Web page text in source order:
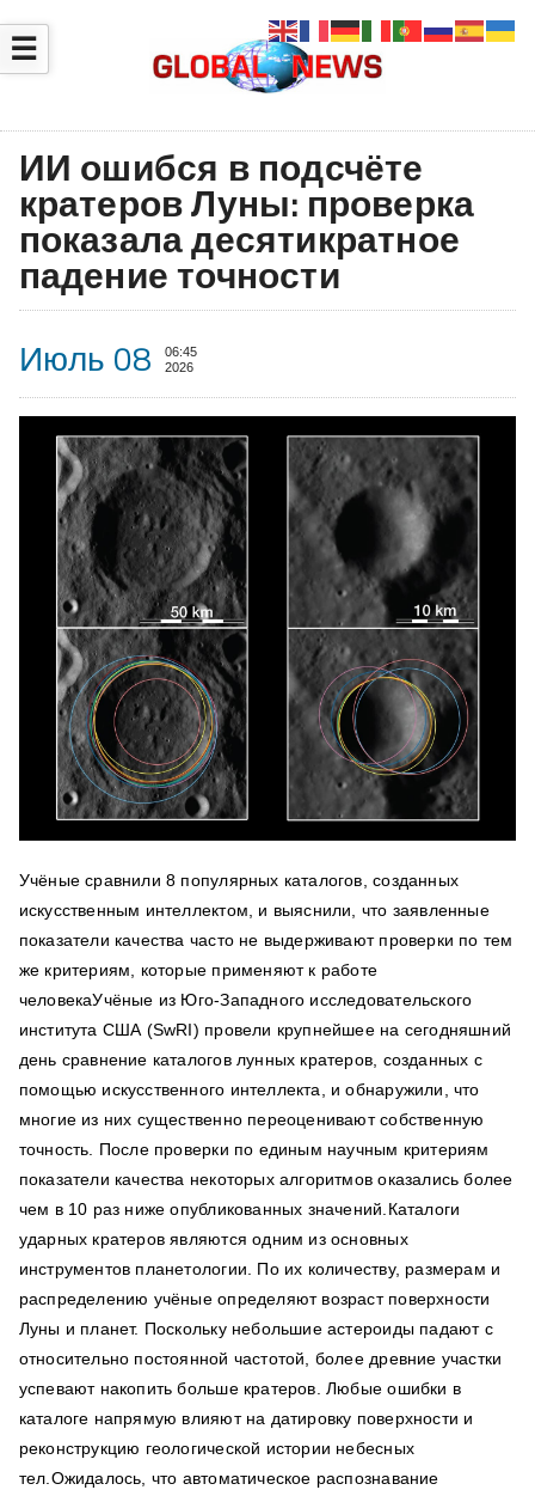
☰
ИИ ошибся в подсчёте
кратеров Луны: проверка
показала десятикратное
падение точности
Июль 08
06:45
2026
Учёные сравнили 8 популярных каталогов, созданных
искусственным интеллектом, и выяснили, что заявленные
показатели качества часто не выдерживают проверки по тем
же критериям, которые применяют к работе
человекаУчёные из Юго-Западного исследовательского
института США (SwRI) провели крупнейшее на сегодняшний
день сравнение каталогов лунных кратеров, созданных с
помощью искусственного интеллекта, и обнаружили, что
многие из них существенно переоценивают собственную
точность. После проверки по единым научным критериям
показатели качества некоторых алгоритмов оказались более
чем в 10 раз ниже опубликованных значений.Каталоги
ударных кратеров являются одним из основных
инструментов планетологии. По их количеству, размерам и
распределению учёные определяют возраст поверхности
Луны и планет. Поскольку небольшие астероиды падают с
относительно постоянной частотой, более древние участки
успевают накопить больше кратеров. Любые ошибки в
каталоге напрямую влияют на датировку поверхности и
реконструкцию геологической истории небесных
тел.Ожидалось, что автоматическое распознавание